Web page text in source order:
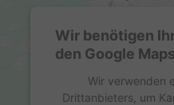
Wir benötigen
den Google
Wir verwenden
Drittanbieters, um